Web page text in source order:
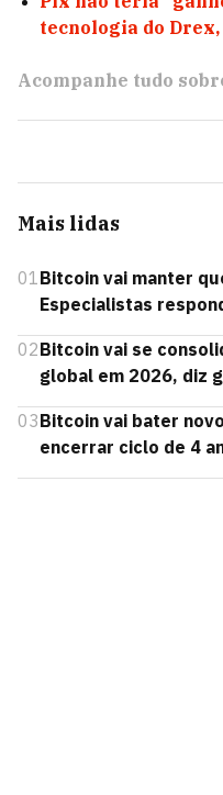
tecnologia do
Acompanhe tudo
Mais lidas
01Bitcoin vai manter
Especialistas
02Bitcoin vai se
global em 2026, diz
03Bitcoin vai bater
encerrar ciclo de 4